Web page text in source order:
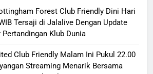
Forest Club Friendly Dini Hari
Tersaji di Jalalive Dengan Update
Pertandingan Klub Dunia
Club Friendly Malam Ini Pukul 22.00
Streaming Menarik Bersama